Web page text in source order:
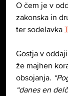
O čem je v
zakonska in
ter sodelavka
Gostja v
že majhen
obsojanja.
“danes en